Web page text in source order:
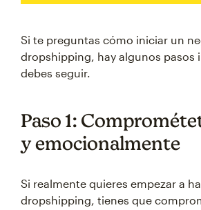
Si te preguntas cómo iniciar un
dropshipping, hay algunos pasos
debes seguir.
Paso 1:
y emocionalmente
Si realmente quieres empezar a
dropshipping, tienes que